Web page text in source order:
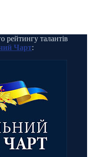
рейтингу талантів
Чарт: